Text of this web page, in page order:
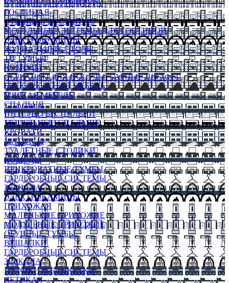
КУХОННАЯ ФУРНИТУРА
ГОСТИНАЯ
СТЕНКИ В ГОСТИНУЮ
МОДУЛЬНЫЕ СИСТЕМЫ ДЛЯ ГОСТИНОЙ
ЭЛЕКТРОКАМИНЫ
ЖУРНАЛЬНЫЕ СТОЛЫ
ТВ ТУМБЫ
КОМОДЫ
СЕРВАНТЫ ДЛЯ ПОСУДЫ, БАРНЫЕ ШКАФЫ
БЕСКАРКАСНАЯ МЕБЕЛЬ
МЯГКАЯ МЕБЕЛЬ
СПАЛЬНЯ
ИНТЕРЬЕРЫ СПАЛЬНИ
МОДУЛЬНЫЕ СПАЛЬНИ
КРОВАТИ
МАТРАСЫ
ТУАЛЕТНЫЕ СТОЛИКИ
КОМОДЫ
ПРИКРОВАТНЫЕ ТУМБЫ
ГАРДЕРОБНЫЕ СИСТЕМЫ
ЗЕРКАЛА
ЭЛЕКТРОКАМИНЫ
ПРИХОЖАЯ
МАЛЕНЬКИЕ ПРИХОЖИЕ
МОДУЛЬНЫЕ ПРИХОЖИЕ
ОБУВНЫЕ ТУМБЫ
ВЕШАЛКИ
ГАРДЕРОБНЫЕ СИСТЕМЫ
ЗЕРКАЛА
ПУФИКИ И БАНКЕТКИ
ДЕТСКАЯ